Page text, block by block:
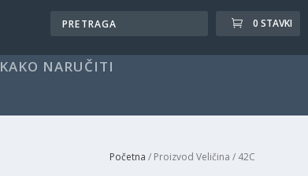
0 STAVKI
KAKO NARUČITI
Početna / Proizvod Veličina / 42C